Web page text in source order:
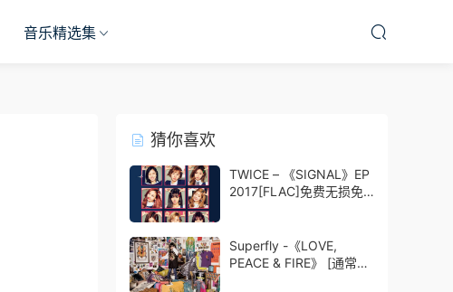
音乐精选集
猜你喜欢
TWICE – 《SIGNAL》EP
2017[FLAC]免费无损免
Superfly -《LOVE,
PEACE & FIRE》 [通常盤]